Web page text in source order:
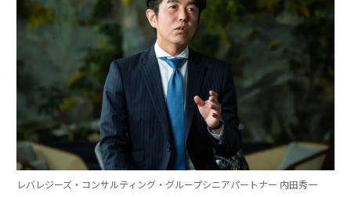
レバレジーズ・コンサルティング・グループシニアパートナー 内田秀一